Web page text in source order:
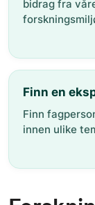
bidrag fra
Finn en
Finn
innen ulike